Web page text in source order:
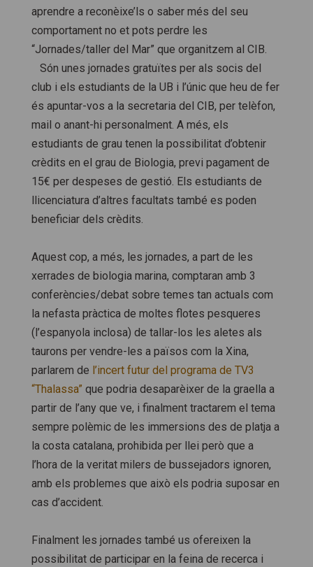
aprendre a reconèixe’ls o saber més del seu
comportament no et pots perdre les
“Jornades/taller del Mar” que organitzem al CIB.
Són unes jornades gratuïtes per als socis del
club i els estudiants de la UB i l’únic que heu de fer
és apuntar-vos a la secretaria del CIB, per telèfon,
mail o anant-hi personalment. A més, els
estudiants de grau tenen la possibilitat d’obtenir
crèdits en el grau de Biologia, previ pagament de
15€ per despeses de gestió. Els estudiants de
llicenciatura d’altres facultats també es poden
beneficiar dels crèdits.
Aquest cop, a més, les jornades, a part de les
xerrades de biologia marina, comptaran amb 3
conferències/debat sobre temes tan actuals com
la nefasta pràctica de moltes flotes pesqueres
(l’espanyola inclosa) de tallar-los les aletes als
taurons per vendre-les a països com la Xina,
parlarem de l’incert futur del programa de TV3
“Thalassa” que podria desaparèixer de la graella a
partir de l’any que ve, i finalment tractarem el tema
sempre polèmic de les immersions des de platja a
la costa catalana, prohibida per llei però que a
l’hora de la veritat milers de bussejadors ignoren,
amb els problemes que això els podria suposar en
cas d’accident.
Finalment les jornades també us ofereixen la
possibilitat de participar en la feina de recerca i